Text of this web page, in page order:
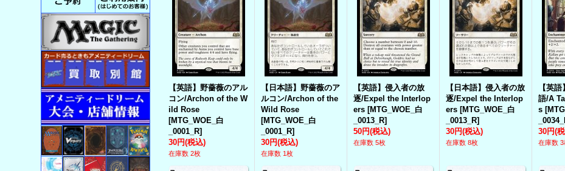
【英語】野薔薇のアル
コン/Archon of the W
ild Rose
[MTG_WOE_白
_0001_R]
30円(税込)
在庫数 2枚
【日本語】野薔薇のア
ルコン/Archon of the
Wild Rose
[MTG_WOE_白
_0001_R]
30円(税込)
在庫数 1枚
【英語】侵入者の放
逐/Expel the Interlop
ers [MTG_WOE_白
_0013_R]
50円(税込)
在庫数 5枚
【日本語】侵入者の放
逐/Expel the Interlop
ers [MTG_WOE_白
_0013_R]
30円(税込)
在庫数 8枚
【英
語/A
s [
30円(
在庫数 3